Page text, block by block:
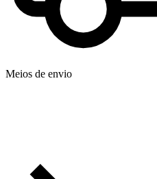
Meios de envio